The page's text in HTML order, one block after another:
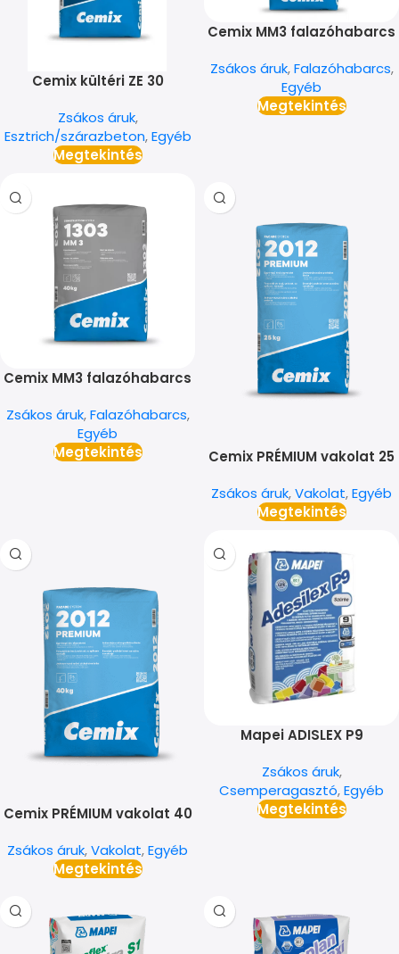
Cemix kültéri ZE 30
Zsákos áruk,
Esztrich/szárazbeton,Egyéb
Megtekintés
Cemix MM3 falazóhabarcs
Zsákos áruk,Falazóhabarcs,
Egyéb
Megtekintés
Cemix MM3 falazóhabarcs
Zsákos áruk,Falazóhabarcs,
Egyéb
Megtekintés
Cemix PRÉMIUM vakolat 25
Zsákos áruk,Vakolat,Egyéb
Megtekintés
Cemix PRÉMIUM vakolat 40
Zsákos áruk,Vakolat,Egyéb
Megtekintés
Mapei ADISLEX P9
Zsákos áruk,
Csemperagasztó,Egyéb
Megtekintés